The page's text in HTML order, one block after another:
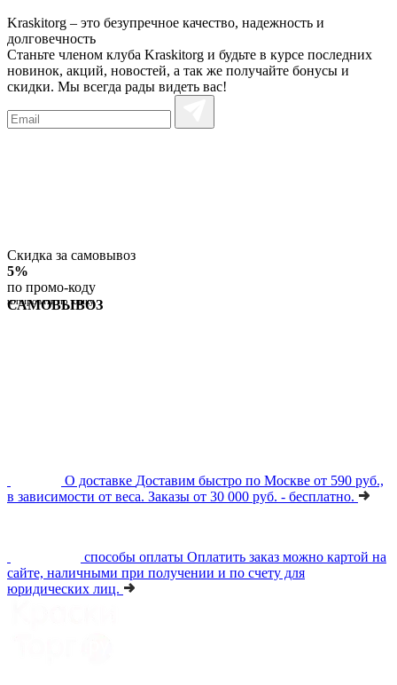
Kraskitorg – это безупречное качество, надежность и
долговечность
Станьте членом клуба Kraskitorg и будьте в курсе последних
новинок, акций, новостей, а так же получайте бонусы и
скидки. Мы всегда рады видеть вас!
Скидка за самовывоз
5%
по промо-коду
копировать по клику
САМОВЫВОЗ
О доставке Доставим быстро по Москве от 590 руб.,
в зависимости от веса. Заказы от 30 000 руб. - бесплатно.
способы оплаты Оплатить заказ можно картой на
сайте, наличными при получении и по счету для
юридических лиц.